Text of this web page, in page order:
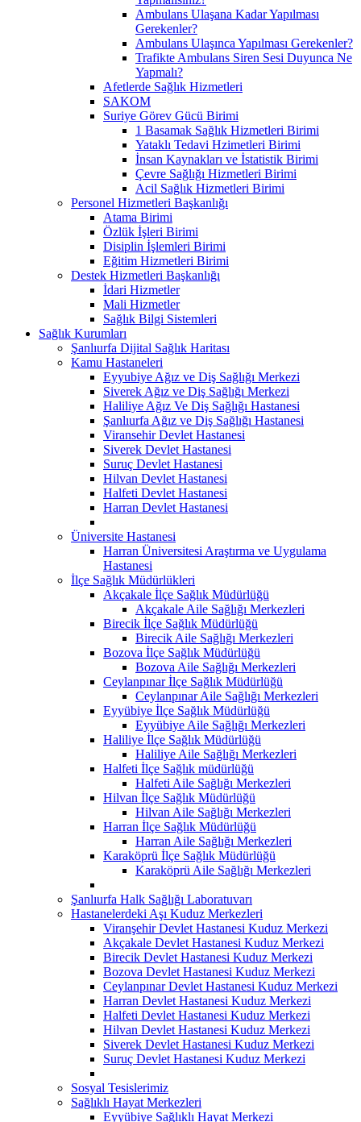
Ambulans Ulaşana Kadar Yapılması
Gerekenler?
Ambulans Ulaşınca Yapılması Gerekenler?
Trafikte Ambulans Siren Sesi Duyunca Ne
Yapmalı?
Afetlerde Sağlık Hizmetleri
SAKOM
Suriye Görev Gücü Birimi
1 Basamak Sağlık Hizmetleri Birimi
Yataklı Tedavi Hzimetleri Birimi
İnsan Kaynakları ve İstatistik Birimi
Çevre Sağlığı Hizmetleri Birimi
Acil Sağlık Hizmetleri Birimi
Personel Hizmetleri Başkanlığı
Atama Birimi
Özlük İşleri Birimi
Disiplin İşlemleri Birimi
Eğitim Hizmetleri Birimi
Destek Hizmetleri Başkanlığı
İdari Hizmetler
Mali Hizmetler
Sağlık Bilgi Sistemleri
Sağlık Kurumları
Şanlıurfa Dijital Sağlık Haritası
Kamu Hastaneleri
Eyyubiye Ağız ve Diş Sağlığı Merkezi
Siverek Ağız ve Diş Sağlığı Merkezi
Haliliye Ağız Ve Diş Sağlığı Hastanesi
Şanlıurfa Ağız ve Diş Sağlığı Hastanesi
Viransehir Devlet Hastanesi
Siverek Devlet Hastanesi
Suruç Devlet Hastanesi
Hilvan Devlet Hastanesi
Halfeti Devlet Hastanesi
Harran Devlet Hastanesi
Üniversite Hastanesi
Harran Üniversitesi Araştırma ve Uygulama
Hastanesi
İlçe Sağlık Müdürlükleri
Akçakale İlçe Sağlık Müdürlüğü
Akçakale Aile Sağlığı Merkezleri
Birecik İlçe Sağlık Müdürlüğü
Birecik Aile Sağlığı Merkezleri
Bozova İlçe Sağlık Müdürlüğü
Bozova Aile Sağlığı Merkezleri
Ceylanpınar İlçe Sağlık Müdürlüğü
Ceylanpınar Aile Sağlığı Merkezleri
Eyyübiye İlçe Sağlık Müdürlüğü
Eyyübiye Aile Sağlığı Merkezleri
Haliliye İlçe Sağlık Müdürlüğü
Haliliye Aile Sağlığı Merkezleri
Halfeti İlçe Sağlık müdürlüğü
Halfeti Aile Sağlığı Merkezleri
Hilvan İlçe Sağlık Müdürlüğü
Hilvan Aile Sağlığı Merkezleri
Harran İlçe Sağlık Müdürlüğü
Harran Aile Sağlığı Merkezleri
Karaköprü İlçe Sağlık Müdürlüğü
Karaköprü Aile Sağlığı Merkezleri
Şanlıurfa Halk Sağlığı Laboratuvarı
Hastanelerdeki Aşı Kuduz Merkezleri
Viranşehir Devlet Hastanesi Kuduz Merkezi
Akçakale Devlet Hastanesi Kuduz Merkezi
Birecik Devlet Hastanesi Kuduz Merkezi
Bozova Devlet Hastanesi Kuduz Merkezi
Ceylanpınar Devlet Hastanesi Kuduz Merkezi
Harran Devlet Hastanesi Kuduz Merkezi
Halfeti Devlet Hastanesi Kuduz Merkezi
Hilvan Devlet Hastanesi Kuduz Merkezi
Siverek Devlet Hastanesi Kuduz Merkezi
Suruç Devlet Hastanesi Kuduz Merkezi
Sosyal Tesislerimiz
Sağlıklı Hayat Merkezleri
Eyyübiye Sağlıklı Hayat Merkezi